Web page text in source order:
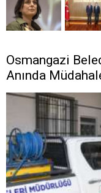
Osmangazi
Anında